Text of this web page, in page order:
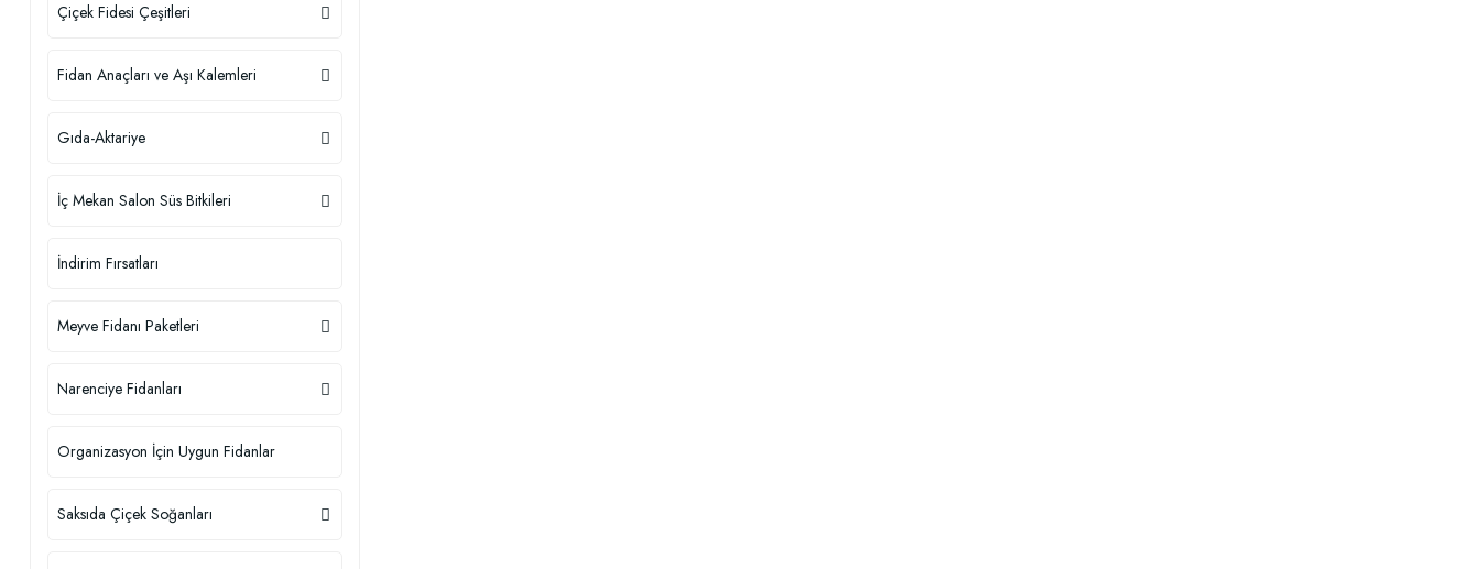
Çiçek Fidesi Çeşitleri
Fidan Anaçları ve Aşı Kalemleri
Gıda-Aktariye
İç Mekan Salon Süs Bitkileri
İndirim Fırsatları
Meyve Fidanı Paketleri
Narenciye Fidanları
Organizasyon İçin Uygun Fidanlar
Saksıda Çiçek Soğanları